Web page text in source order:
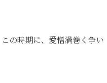
の時期に、愛憎渦巻く争い